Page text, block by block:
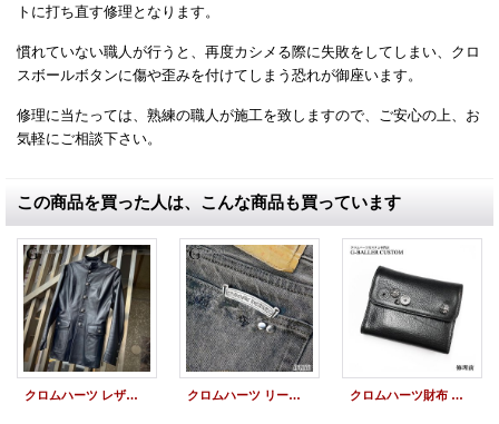
トに打ち直す修理となります。
慣れていない職人が行うと、再度カシメる際に失敗をしてしまい、クロ
スボールボタンに傷や歪みを付けてしまう恐れが御座います。
修理に当たっては、熟練の職人が施工を致しますので、ご安心の上、お
気軽にご相談下さい。
この商品を買った人は、こんな商品も買っています
クロムハーツ レザージャケット ボタン修理 カシメ直し 取付修理 クロムハーツ リーバイス 501 ブラックデニム ジーンズ 修理 スクロールラベル カシメ 留直し加工 クロムハーツ財布 ボタン修理 ミニウェーブウォレット クロスボール ボタン取れ 付け直し修理